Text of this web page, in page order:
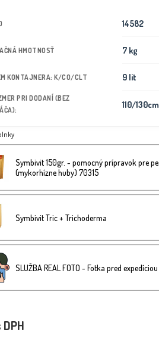
14582
HMOTNOSŤ 7 kg
KONTAJNERA: K/CO/CLT 9 lit
PRI DODANÍ (BEZ
110/130cm
Symbivit 150gr. - pomocný prípravok pre
(mykorhízne huby) 70315
Symbivit Tric + Trichoderma
SLUŽBA REAL FOTO - Fotka pred expedíciou
DPH